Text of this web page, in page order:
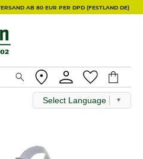
AB 80 EUR PER DPD (FESTLAND DE)
Select Language ▼